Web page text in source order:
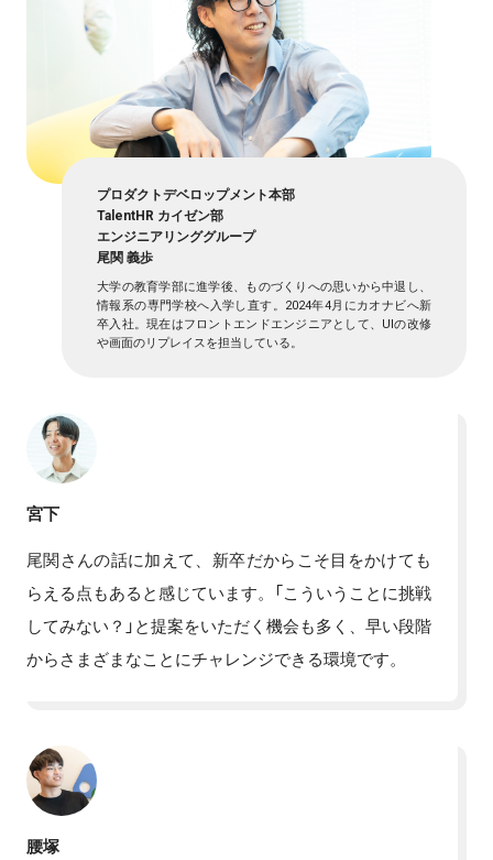
プロダクトデベロップメント本部
TalentHR カイゼン部
エンジニアリンググループ
尾関 義歩
大学の教育学部に進学後、ものづくりへの思いから中退し、
情報系の専門学校へ入学し直す。2024年4月にカオナビへ新
卒入社。現在はフロントエンドエンジニアとして、UIの改修
や画面のリプレイスを担当している。
宮下
尾関さんの話に加えて、新卒だからこそ目をかけても
らえる点もあると感じています。「こういうことに挑戦
してみない？」と提案をいただく機会も多く、早い段階
からさまざまなことにチャレンジできる環境です。
腰塚